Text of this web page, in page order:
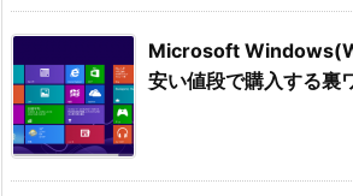
Microsoft
安い値段で購入する裏